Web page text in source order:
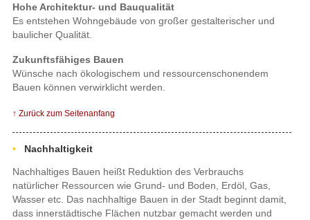
Hohe Architektur- und Bauqualität
Es entstehen Wohngebäude von großer gestalterischer und
baulicher Qualität.
Zukunftsfähiges Bauen
Wünsche nach ökologischem und ressourcenschonendem
Bauen können verwirklicht werden.
↑ Zurück zum Seitenanfang
Nachhaltigkeit
Nachhaltiges Bauen heißt Reduktion des Verbrauchs
natürlicher Ressourcen wie Grund- und Boden, Erdöl, Gas,
Wasser etc. Das nachhaltige Bauen in der Stadt beginnt damit,
dass innerstädtische Flächen nutzbar gemacht werden und